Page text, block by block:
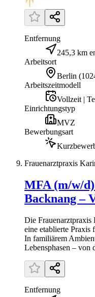
Entfernung
245,3 km
Arbeitsort
Berlin (
Arbeitszeitmodell
Vollzeit |
Einrichtungstyp
MVZ
Bewerbungsart
Frauenarztpraxis
MFA (m/w/
Backnang –
Die
eine etablierte Praxis
In familiärem
Lebensphasen – von
Entfernung